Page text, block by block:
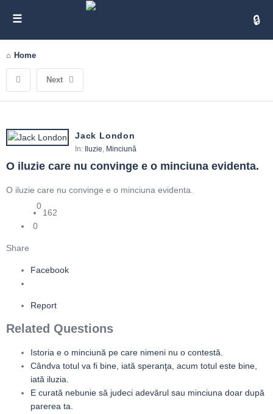
Home
Next
Jack London
In: Iluzie, Minciună
O iluzie care nu convinge e o minciuna evidenta.
O iluzie care nu convinge e o minciuna evidenta.
0
162
0
Share
Facebook
Report
Related Questions
Istoria e o minciună pe care nimeni nu o contestă.
Cândva totul va fi bine, iată speranţa, acum totul este bine,
iată iluzia.
E curată nebunie să judeci adevărul sau minciuna doar după
parerea ta.